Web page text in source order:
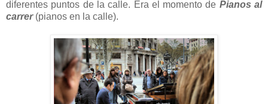
diferentes puntos de la calle. Era el momento de Pianos al
carrer(pianos en la calle).